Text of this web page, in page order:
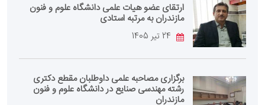
ارتقای عضو هیات علمی دانشگاه علوم و فنون
مازندران به مرتبه استادی
برگزاری مصاحبه علمی داوطلبان مقطع دکتری
رشته مهندسی صنایع در دانشگاه علوم و فنون
مازندران